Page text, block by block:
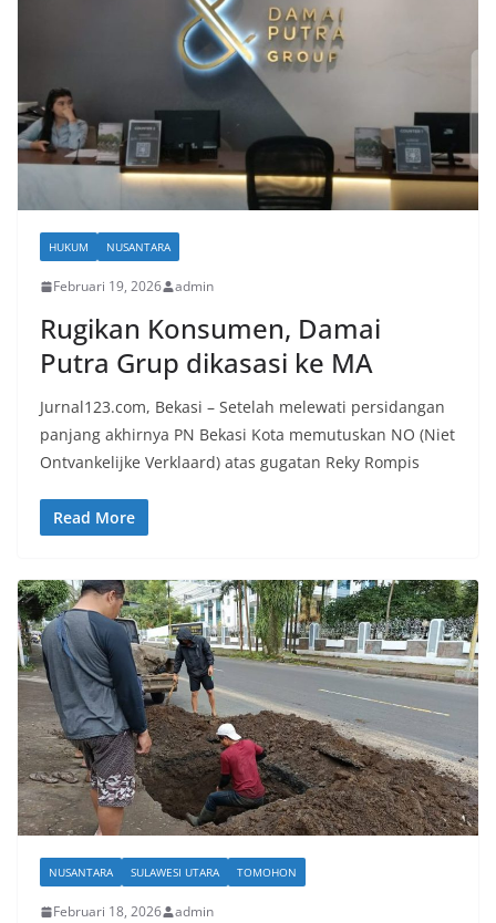
HUKUM NUSANTARA
Februari 19, 2026 admin
Rugikan Konsumen, Damai
Putra Grup dikasasi ke MA
Jurnal123.com, Bekasi – Setelah melewati persidangan
panjang akhirnya PN Bekasi Kota memutuskan NO (Niet
Ontvankelijke Verklaard) atas gugatan Reky Rompis
Read More
NUSANTARA SULAWESI UTARA TOMOHON
Februari 18, 2026 admin